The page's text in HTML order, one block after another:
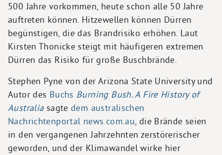
500 Jahre vorkommen, heute schon alle 50 Jahre
auftreten können. Hitzewellen können Dürren
begünstigen, die das Brandrisiko erhöhen. Laut
Kirsten Thonicke steigt mit häufigeren extremen
Dürren das Risiko für große Buschbrände.
Stephen Pyne von der Arizona State University und
Autor des Buchs Burning Bush. A Fire History of
Australiasagte dem australischen
Nachrichtenportal news.com.au, die Brände seien
in den vergangenen Jahrzehnten zerstörerischer
geworden, und der Klimawandel wirke hier